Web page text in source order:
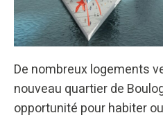
De nombreux logements
nouveau quartier de
opportunité pour habiter